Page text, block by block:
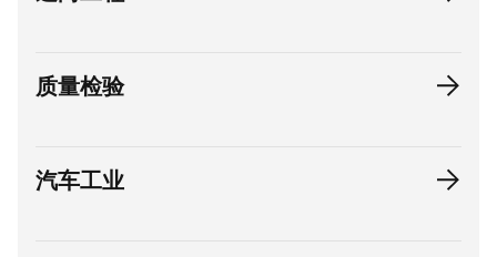
质量检验
汽车工业